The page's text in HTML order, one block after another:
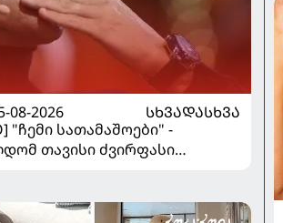
08-2026
ᲡᲮᲕᲐᲓᲐᲡᲮᲕᲐ
"ჩემი სათამაშოები" -
თავისი ძვირფასი